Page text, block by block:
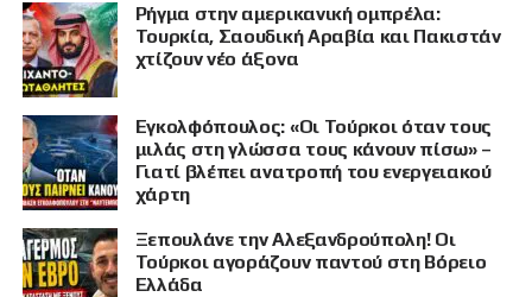
Ρήγμα στην αμερικανική ομπρέλα:
Τουρκία, Σαουδική Αραβία και Πακιστάν
χτίζουν νέο άξονα
Εγκολφόπουλος: «Οι Τούρκοι όταν τους
μιλάς στη γλώσσα τους κάνουν πίσω» –
Γιατί βλέπει ανατροπή του ενεργειακού
χάρτη
Ξεπουλάνε την Αλεξανδρούπολη! Οι
Τούρκοι αγοράζουν παντού στη Βόρειο
Ελλάδα